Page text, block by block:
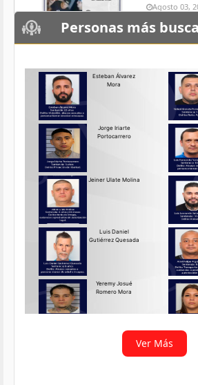
Agosto 03,
Persona
La
Requerido
2069-2026
Agosto 03,
Persona
La
Puntarenas
Investigación
Ver más
Personas más
Ver Más